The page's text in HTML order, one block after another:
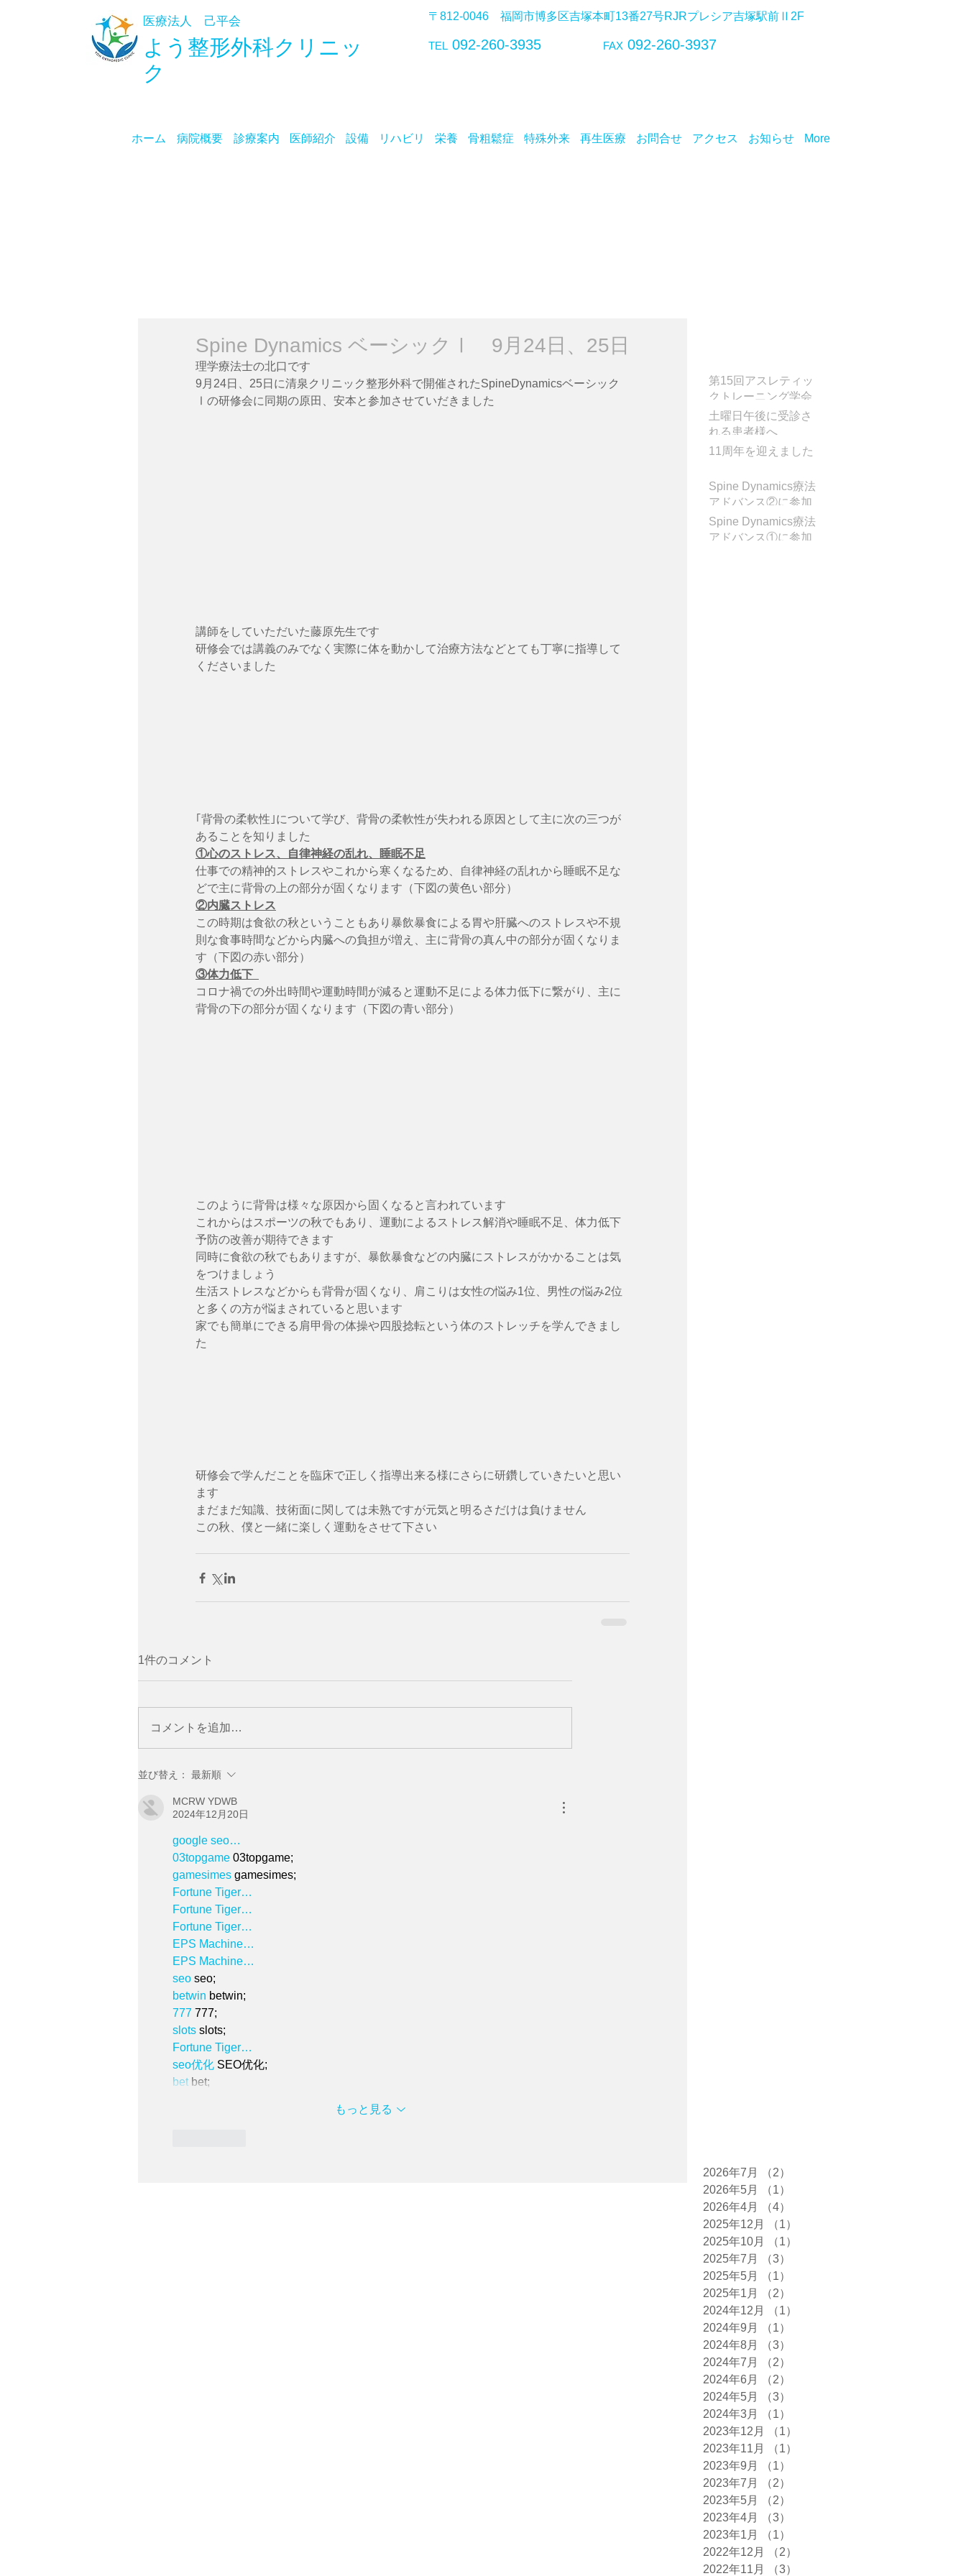
医療法人 己平会
よう整形外科クリニッ
ク
〒812-0046 福岡市博多区吉塚本町13番27号RJRプレシア吉塚駅前Ⅱ2F
TEL 092-260-3935 FAX 092-260-3937
ホーム 病院概要 診療案内 医師紹介 設備 リハビリ 栄養 骨粗鬆症 特殊外来 再生医療 お問合せ アクセス お知らせ More
Spine Dynamics ベーシックⅠ 9月24日、25日
理学療法士の北口です
9月24日、25日に清泉クリニック整形外科で開催されたSpineDynamicsベーシック
Ⅰの研修会に同期の原田、安本と参加させていだきました
講師をしていただいた藤原先生です
研修会では講義のみでなく実際に体を動かして治療方法などとても丁寧に指導して
くださいました
｢背骨の柔軟性｣について学び、背骨の柔軟性が失われる原因として主に次の三つが
あることを知りました
①心のストレス、自律神経の乱れ、睡眠不足
仕事での精神的ストレスやこれから寒くなるため、自律神経の乱れから睡眠不足な
どで主に背骨の上の部分が固くなります（下図の黄色い部分）
②内臓ストレス
この時期は食欲の秋ということもあり暴飲暴食による胃や肝臓へのストレスや不規
則な食事時間などから内臓への負担が増え、主に背骨の真ん中の部分が固くなりま
す（下図の赤い部分）
③体力低下
コロナ禍での外出時間や運動時間が減ると運動不足による体力低下に繋がり、主に
背骨の下の部分が固くなります（下図の青い部分）
このように背骨は様々な原因から固くなると言われています
これからはスポーツの秋でもあり、運動によるストレス解消や睡眠不足、体力低下
予防の改善が期待できます
同時に食欲の秋でもありますが、暴飲暴食などの内臓にストレスがかかることは気
をつけましょう
生活ストレスなどからも背骨が固くなり、肩こりは女性の悩み1位、男性の悩み2位
と多くの方が悩まされていると思います
家でも簡単にできる肩甲骨の体操や四股捻転という体のストレッチを学んできまし
た
研修会で学んだことを臨床で正しく指導出来る様にさらに研鑽していきたいと思い
ます
まだまだ知識、技術面に関しては未熟ですが元気と明るさだけは負けません
この秋、僕と一緒に楽しく運動をさせて下さい
1件のコメント
コメントを追加…
並び替え： 最新順
MCRW YDWB
2024年12月20日
google seo…
03topgame 03topgame;
gamesimes gamesimes;
Fortune Tiger…
Fortune Tiger…
Fortune Tiger…
EPS Machine…
EPS Machine…
seo seo;
betwin betwin;
777 777;
slots slots;
Fortune Tiger…
seo优化 SEO优化;
bet bet;
もっと見る
第15回アスレティッ
クトレーニング学会
学術大会に参加して
きました
土曜日午後に受診さ
れる患者様へ
11周年を迎えました
Spine Dynamics療法
アドバンス②に参加
してきました!
Spine Dynamics療法
アドバンス①に参加
2026年7月 （2）
2026年5月
（1）
2026年4月
（4）
2025年12月
（1）
2025年10月
（1）
2025年7月
（3）
2025年5月
（1）
2025年1月
（2）
2024年12月
（1）
2024年9月
（1）
2024年8月
（3）
2024年7月
（2）
2024年6月
（2）
2024年5月
（3）
2024年3月
（1）
2023年12月
（1）
2023年11月
（1）
2023年9月
（1）
2023年7月
（2）
2023年5月
（2）
2023年4月
（3）
2023年1月
（1）
2022年12月
（2）
2022年11月
（3）